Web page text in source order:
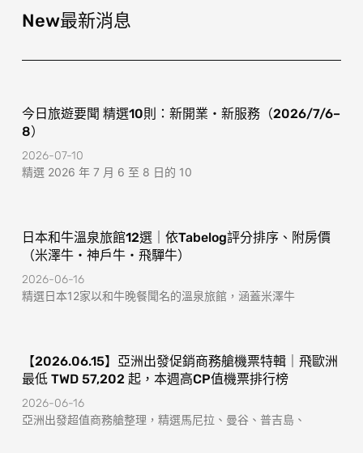
o
-
g
r
m
New最新消息
今日旅遊要聞 精選10則：新開業・新服務（2026/7/6–
8）
2026-07-10
精選 2026 年 7 月 6 至 8 日的 10
日本和牛溫泉旅館12選｜依Tabelog評分排序、附房價
（米澤牛・神戶牛・飛驒牛）
2026-06-16
精選日本12家以和牛晚餐聞名的溫泉旅館，涵蓋米澤牛
【2026.06.15】亞洲出發促銷商務艙機票特輯｜飛歐洲
最低 TWD 57,202 起，本週高CP值機票排行榜
2026-06-16
亞洲出發超值商務艙整理，精選馬尼拉、曼谷、普吉島、